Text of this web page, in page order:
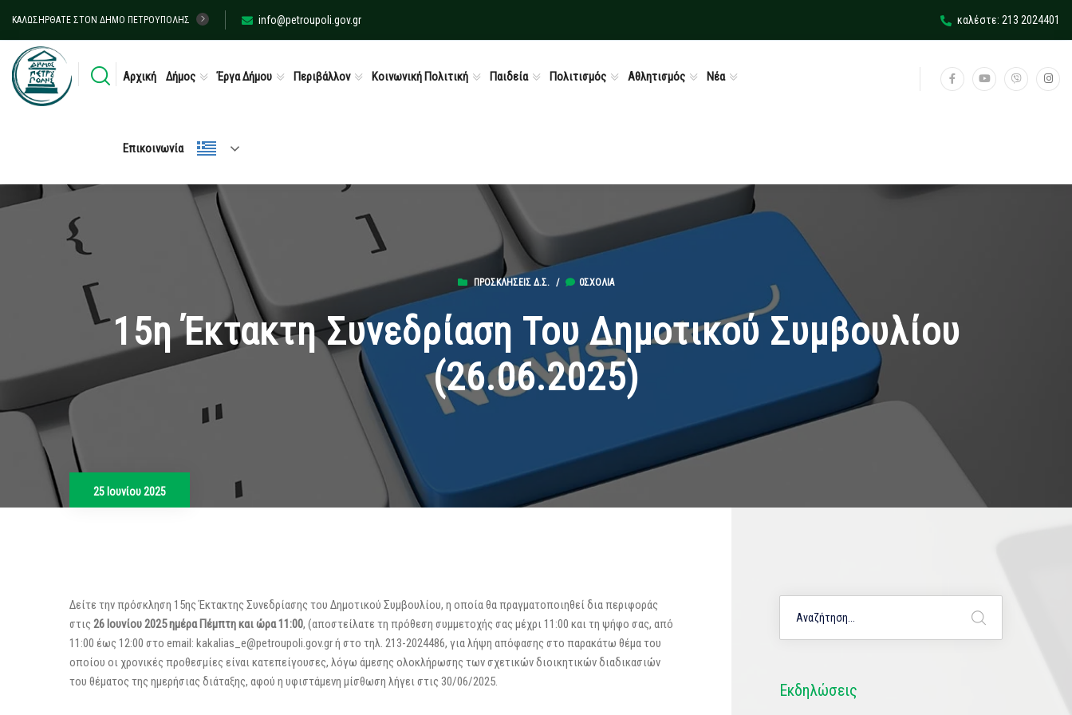
ΚΑΛΩΣΉΡΘΑΤΕ ΣΤΟΝ ΔΉΜΟ ΠΕΤΡΟΎΠΟΛΗΣ info@petroupoli.gov.gr καλέστε: 213 2024401
Αρχική Δήμος Έργα Δήμου Περιβάλλον Κοινωνική Πολιτική Παιδεία Πολιτισμός Αθλητισμός Νέα
Επικοινωνία
ΠΡΟΣΚΛΉΣΕΙΣ Δ.Σ. / 0ΣΧΌΛΙΑ
15η Έκτακτη Συνεδρίαση Του Δημοτικού Συμβουλίου
(26.06.2025)
25 Ιουνίου 2025
Δείτε την πρόσκληση 15ης Έκτακτης Συνεδρίασης του Δημοτικού Συμβουλίου, η οποία θα πραγματοποιηθεί δια περιφοράς
στις 26 Ιουνίου 2025 ημέρα Πέμπτη και ώρα 11:00, (αποστείλατε τη πρόθεση συμμετοχής σας μέχρι 11:00 και τη ψήφο σας, από
11:00 έως 12:00 στο email: kakalias_e@petroupoli.gov.gr ή στο τηλ. 213-2024486, για λήψη απόφασης στο παρακάτω θέμα του
οποίου οι χρονικές προθεσμίες είναι κατεπείγουσες, λόγω άμεσης ολοκλήρωσης των σχετικών διοικητικών διαδικασιών
του θέματος της ημερήσιας διάταξης, αφού η υφιστάμενη μίσθωση λήγει στις 30/06/2025.
Εκδηλώσεις